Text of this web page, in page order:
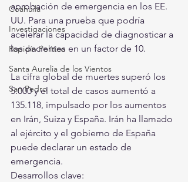
Coahuila
Investigaciones
Rapidín Político
Santa Aurelia de los Vientos
San Pedro
aprobación de emergencia en los EE.
UU. Para una prueba que podría
acelerar la capacidad de diagnosticar a
los pacientes en un factor de 10.
La cifra global de muertes superó los
5.000 y el total de casos aumentó a
135.118, impulsado por los aumentos
en Irán, Suiza y España. Irán ha llamado
al ejército y el gobierno de España
puede declarar un estado de
emergencia.
Desarrollos clave: